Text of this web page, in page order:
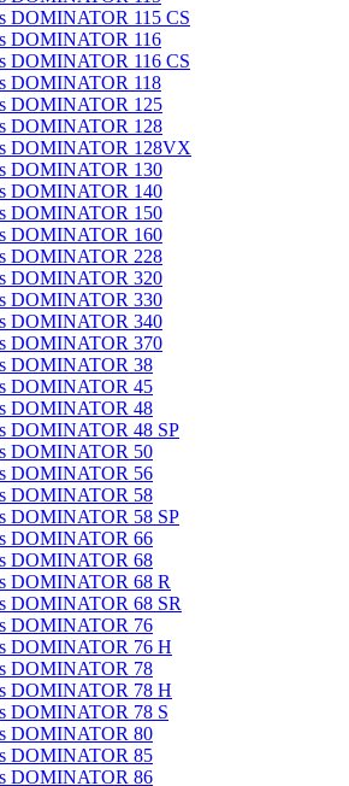
DOMINATOR 115 CS
DOMINATOR 116
DOMINATOR 116 CS
DOMINATOR 118
DOMINATOR 125
DOMINATOR 128
DOMINATOR 128VX
DOMINATOR 130
DOMINATOR 140
DOMINATOR 150
DOMINATOR 160
DOMINATOR 228
DOMINATOR 320
DOMINATOR 330
DOMINATOR 340
DOMINATOR 370
DOMINATOR 38
DOMINATOR 45
DOMINATOR 48
DOMINATOR 48 SP
DOMINATOR 50
DOMINATOR 56
DOMINATOR 58
DOMINATOR 58 SP
DOMINATOR 66
DOMINATOR 68
DOMINATOR 68 R
DOMINATOR 68 SR
DOMINATOR 76
DOMINATOR 76 H
DOMINATOR 78
DOMINATOR 78 H
DOMINATOR 78 S
DOMINATOR 80
DOMINATOR 85
DOMINATOR 86